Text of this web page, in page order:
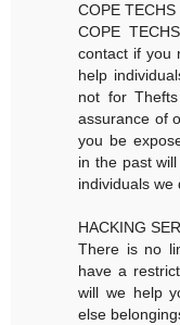
COPE TECHS
COPE
contact if you
help
not for
assurance of
you be
in the past
individuals we
HACKING
There is no
have a
will we help
else